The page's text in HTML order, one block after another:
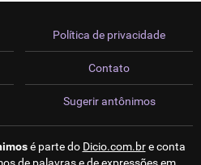
Política de privacidade
Contato
Sugerir antônimos
é parte do Dicio.com.bre conta